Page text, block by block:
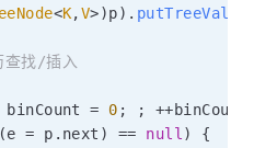
<K,V>)p) . putTreeVal
找/插入
binCount = 0 ; ; ++binCount
(e = p . next ) == null)
{